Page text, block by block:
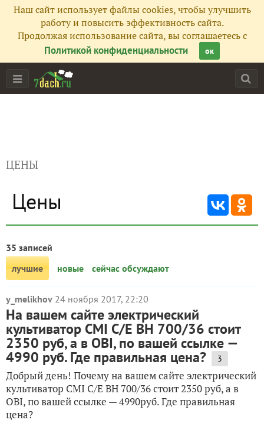
Наш сайт использует файлы cookies, чтобы улучшить
работу и повысить эффективность сайта.
Продолжая использование сайта, вы соглашаетесь с
Политикой конфиденциальности
ок
ЦЕНЫ
Цены
35 записей
лучшие
новые сейчас обсуждают
y_melikhov 24 ноября 2017, 22:20
На вашем сайте электрический
культиватор CMI C/E BH 700/36 стоит
2350 руб, а в OBI, по вашей ссылке —
4990 руб. Где правильная цена? 3
Добрый день! Почему на вашем сайте электрический
культиватор CMI C/E BH 700/36 стоит 2350 руб, а в
OBI, по вашей ссылке — 4990руб. Где правильная
цена?